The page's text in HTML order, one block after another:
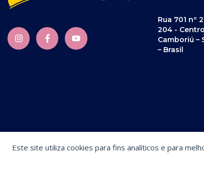
Este site utiliza cookies para fins analíticos e para
Preferências de cookies
Rua 701 nº
204 -
Camboriú –
– Brasil